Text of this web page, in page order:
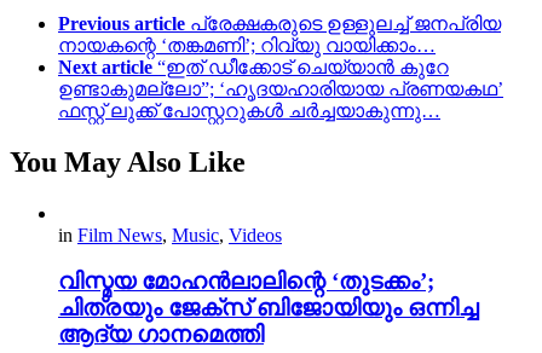
Previous article പ്രേക്ഷകരുടെ ഉള്ളുലച്ച് ജനപ്രിയ
നായകന്റെ ‘തങ്കമണി’; റിവ്യു വായിക്കാം…
Next article “ഇത് ഡീക്കോട് ചെയ്യാൻ കുറേ
ഉണ്ടാകുമല്ലോ”; ‘ഹൃദയഹാരിയായ പ്രണയകഥ’
ഫസ്റ്റ് ലുക്ക് പോസ്റ്ററുകൾ ചർച്ചയാകുന്നു…
You May Also Like
in Film News, Music, Videos
വിസ്മയ മോഹൻലാലിന്റെ ‘തുടക്കം’;
ചിത്രയും ജേക്സ് ബിജോയിയും ഒന്നിച്ച
ആദ്യ ഗാനമെത്തി